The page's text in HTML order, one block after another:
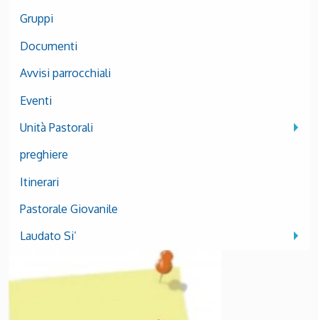
Gruppi
Documenti
Avvisi parrocchiali
Eventi
Unità Pastorali
preghiere
Itinerari
Pastorale Giovanile
Laudato Si’